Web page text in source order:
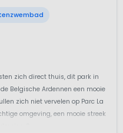
zich direct thuis, dit park in
Belgische Ardennen een mooie
zich niet vervelen op Parc La
omgeving, een mooie streek